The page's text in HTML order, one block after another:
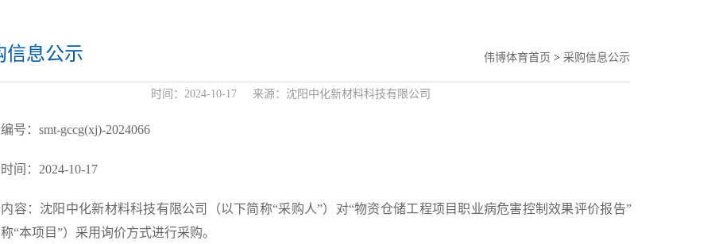
信息公示 伟博体育首页 > 采购信息公示
时间： 2024-10-17来源： 沈阳中化新材料科技有限公司
号：smt-gccg(xj)-2024066
间：2024-10-17
容：沈阳中化新材料科技有限公司（以下简称“采购人”）对“物资仓储工程项目职业病危害控制效果评价报告”
称“本项目”）采用询价方式进行采购。